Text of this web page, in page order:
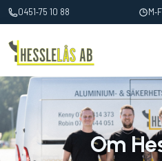
0451‑75 10 88
Om